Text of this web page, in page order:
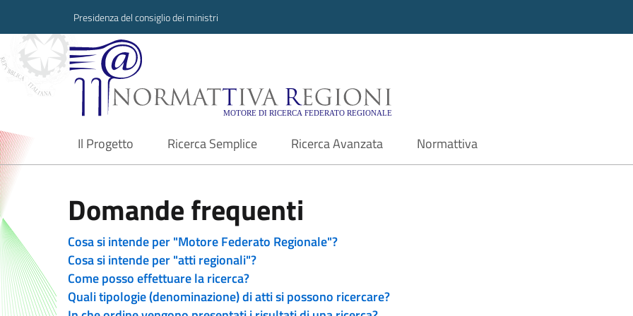
Presidenza del consiglio dei ministri
Normattiva Regioni - Motore di ricerca
Il Progetto
current Ricerca Semplice Ricerca Avanzata Normattiva
Domande frequenti
Cosa si intende per "Motore Federato Regionale"?
Cosa si intende per "atti regionali"?
Come posso effettuare la ricerca?
Quali tipologie (denominazione) di atti si possono ricercare?